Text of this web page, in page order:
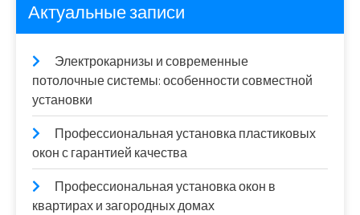
Актуальные записи
Электрокарнизы и современные
потолочные системы: особенности совместной
установки
Профессиональная установка пластиковых
окон с гарантией качества
Профессиональная установка окон в
квартирах и загородных домах